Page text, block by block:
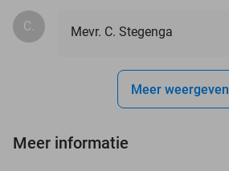
C. Mevr. C. Stegenga
Meer weergeven
Meer informatie